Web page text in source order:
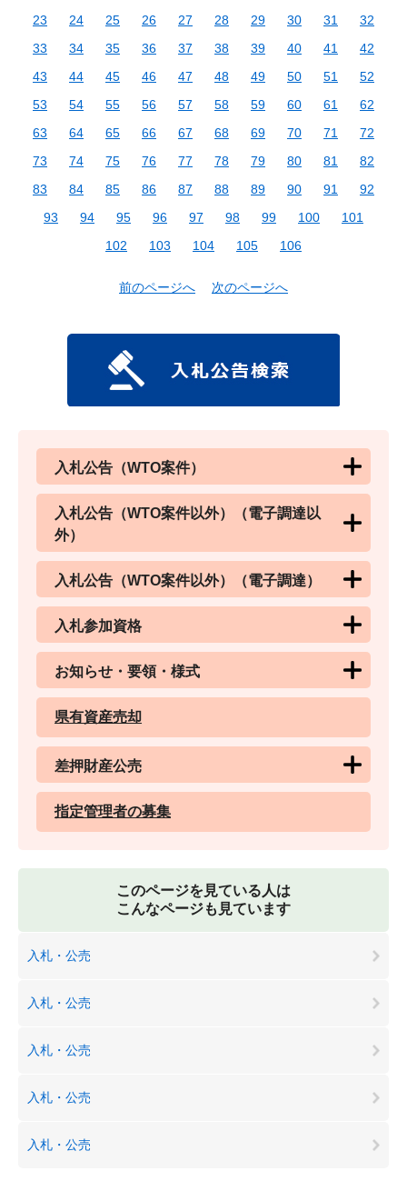
23
24 25 26 27 28 29 30 31
32
33
34 35 36 37 38 39 40 41
42
43
44 45 46 47 48 49 50 51
52
53
54 55 56 57 58 59 60 61
62
63
64 65 66 67 68 69 70 71
72
73
74 75 76 77 78 79 80 81
82
83
84 85 86 87 88 89 90 91
92
93
94 95 96 97 98 99 100
101
102
103 104 105 106
前のページへ 次のページへ
入札公告（WTO案件）
入札公告（WTO案件以外）（電子調達以
外）
入札公告（WTO案件以外）（電子調達）
入札参加資格
お知らせ・要領・様式
県有資産売却
差押財産公売
指定管理者の募集
このページを見ている人は
こんなページも見ています
入札・公売
入札・公売
入札・公売
入札・公売
入札・公売